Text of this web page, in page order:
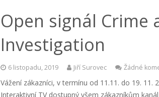
Open signál Crime
Investigation
6 listopadu, 2019 Jiří Surovec Žádné
Vážení zákazníci, v termínu od 11.11. do 19. 11.
Interaktivní TV dostupný všem zákazníkům